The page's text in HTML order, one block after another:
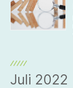
Juli 2022